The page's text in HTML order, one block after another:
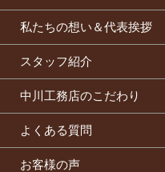
私たちの想い＆代表挨拶
スタッフ紹介
中川工務店のこだわり
よくある質問
お客様の声